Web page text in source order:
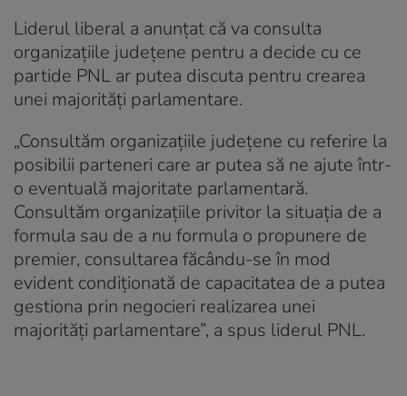
Liderul liberal a anunțat că va consulta
organizaţiile judeţene pentru a decide cu ce
partide PNL ar putea discuta pentru crearea
unei majorităţi parlamentare.
„Consultăm organizaţiile judeţene cu referire la
posibilii parteneri care ar putea să ne ajute într-
o eventuală majoritate parlamentară.
Consultăm organizaţiile privitor la situaţia de a
formula sau de a nu formula o propunere de
premier, consultarea făcându-se în mod
evident condiţionată de capacitatea de a putea
gestiona prin negocieri realizarea unei
majorităţi parlamentare”, a spus liderul PNL.